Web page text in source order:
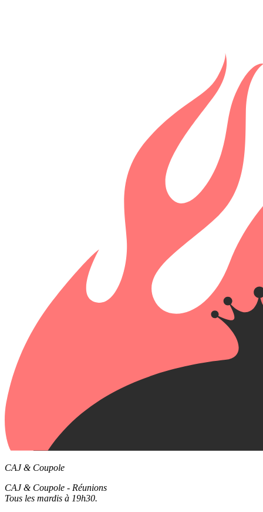
CAJ & Coupole
CAJ & Coupole - Réunions
Tous les mardis à 19h30.